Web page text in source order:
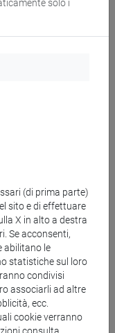
DELL'ASIA
- Laurea
solo i
(di prima parte)
sito e di effettuare
X in alto a destra
Se acconsenti,
abilitano le
statistiche sul loro
condivisi
associarli ad altre
ecc.
cookie verranno